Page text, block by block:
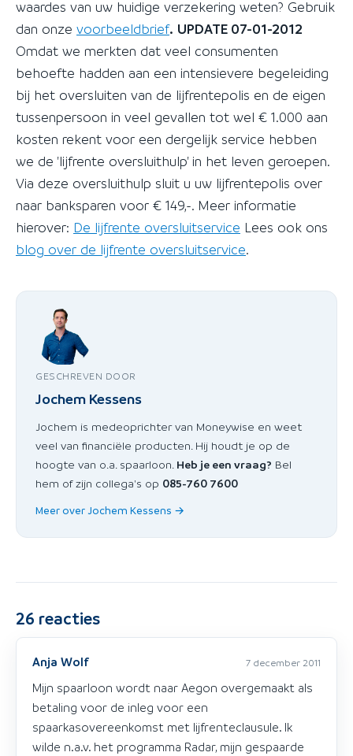
waardes van uw huidige verzekering weten? Gebruik
dan onze voorbeeldbrief. UPDATE 07-01-2012
Omdat we merkten dat veel consumenten
behoefte hadden aan een intensievere begeleiding
bij het oversluiten van de lijfrentepolis en de eigen
tussenpersoon in veel gevallen tot wel € 1.000 aan
kosten rekent voor een dergelijk service hebben
we de 'lijfrente oversluithulp' in het leven geroepen.
Via deze oversluithulp sluit u uw lijfrentepolis over
naar banksparen voor € 149,-. Meer informatie
hierover: De lijfrente oversluitservice Lees ook ons
blog over de lijfrente oversluitservice.
GESCHREVEN DOOR
Jochem Kessens
Jochem is medeoprichter van Moneywise en weet
veel van financiële producten. Hij houdt je op de
hoogte van o.a. spaarloon. Heb je een vraag? Bel
hem of zijn collega's op 085-760 7600
Meer over Jochem Kessens →
26 reacties
Anja Wolf 7 december 2011
Mijn spaarloon wordt naar Aegon overgemaakt als
betaling voor de inleg voor een
spaarkasovereenkomst met lijfrenteclausule. Ik
wilde n.a.v. het programma Radar, mijn gespaarde